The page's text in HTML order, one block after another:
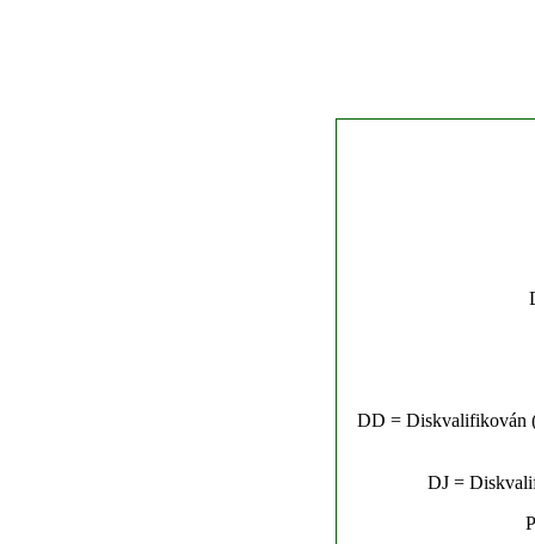
DD = Diskvalifikován
DJ =